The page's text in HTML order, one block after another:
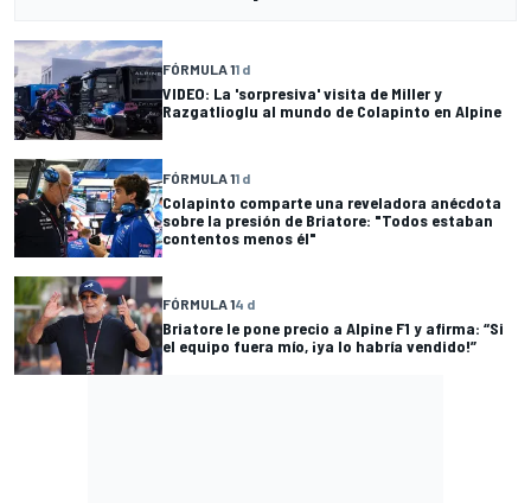
FÓRMULA 11 d
VIDEO: La 'sorpresiva' visita de Miller y
Razgatlioglu al mundo de Colapinto en Alpine
FÓRMULA 11 d
Colapinto comparte una reveladora anécdota
sobre la presión de Briatore: "Todos estaban
contentos menos él"
FÓRMULA 14 d
Briatore le pone precio a Alpine F1 y afirma: “Si
el equipo fuera mío, ¡ya lo habría vendido!”